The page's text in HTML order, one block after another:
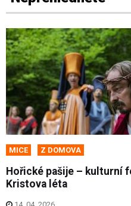
MICE Z DOMOVA
Hořické pašije – kulturní
Kristova léta